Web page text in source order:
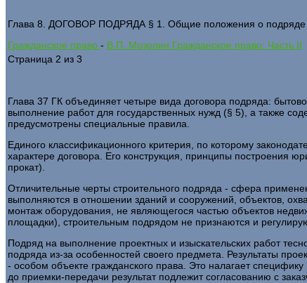
Глава 8. ДОГОВОР ПОДРЯДА § 1. Общие положения о подряде
Гражданское право - В.П. Мозолин Гражданское право: Часть II
Страница 2 из 3
Глава 37 ГК объединяет четыре вида договора подряда:
выполнение работ для государственных нужд (§ 5), а также
предусмотрены специальные правила.
Единого классификационного критерия, по которому
характере договора. Его конструкция, принципы построения
прокат).
Отличительные черты строительного подряда - сфера
выполняются в отношении зданий и сооружений, объектов,
монтаж оборудования, не являющегося частью объектов
площадки), строительным подрядом не признаются и
Подряд на выполнение проектных и изыскательских работ
подряда из-за особенностей своего предмета. Результаты
- особом объекте гражданского права. Это налагает
до приемки-передачи результат подлежит согласованию с